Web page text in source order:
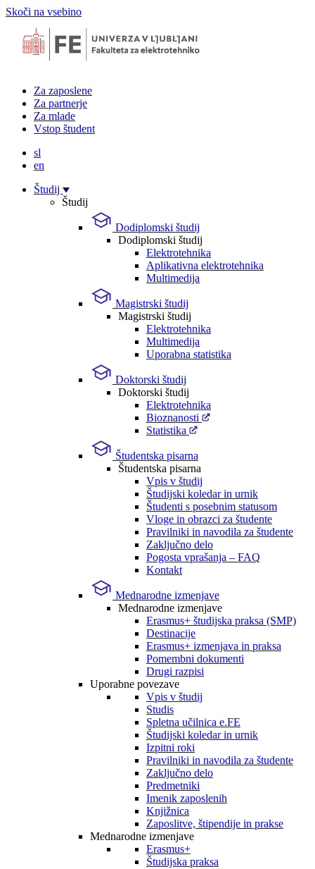
Skoči na vsebino
Za zaposlene
Za partnerje
Za mlade
Vstop študent
sl
en
Študij
Študij
Dodiplomski študij
Dodiplomski študij
Elektrotehnika
Aplikativna elektrotehnika
Multimedija
Magistrski študij
Magistrski študij
Elektrotehnika
Multimedija
Uporabna statistika
Doktorski študij
Doktorski študij
Elektrotehnika
Bioznanosti
Statistika
Študentska pisarna
Študentska pisarna
Vpis v študij
Študijski koledar in urnik
Študenti s posebnim statusom
Vloge in obrazci za študente
Pravilniki in navodila za študente
Zaključno delo
Pogosta vprašanja – FAQ
Kontakt
Mednarodne izmenjave
Mednarodne izmenjave
Erasmus+ študijska praksa (SMP)
Destinacije
Erasmus+ izmenjava in praksa
Pomembni dokumenti
Drugi razpisi
Uporabne povezave
Vpis v študij
Studis
Spletna učilnica e.FE
Študijski koledar in urnik
Izpitni roki
Pravilniki in navodila za študente
Zaključno delo
Predmetniki
Imenik zaposlenih
Knjižnica
Zaposlitve, štipendije in prakse
Mednarodne izmenjave
Erasmus+
Študijska praksa